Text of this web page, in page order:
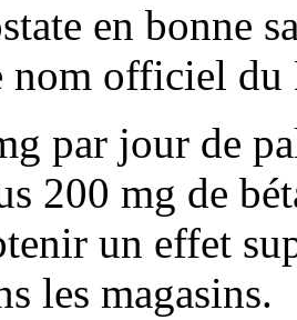
en bonne
nom officiel
par jour de
200 mg de
un effet
les magasins.